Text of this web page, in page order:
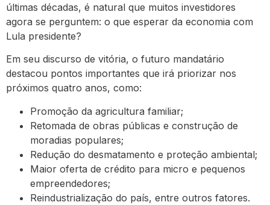
últimas décadas, é natural que muitos investidores
agora se perguntem: o que esperar da economia com
Lula presidente?
Em seu discurso de vitória, o futuro mandatário
destacou pontos importantes que irá priorizar nos
próximos quatro anos, como:
Promoção da agricultura familiar;
Retomada de obras públicas e construção de
moradias populares;
Redução do desmatamento e proteção ambiental;
Maior oferta de crédito para micro e pequenos
empreendedores;
Reindustrialização do país, entre outros fatores.